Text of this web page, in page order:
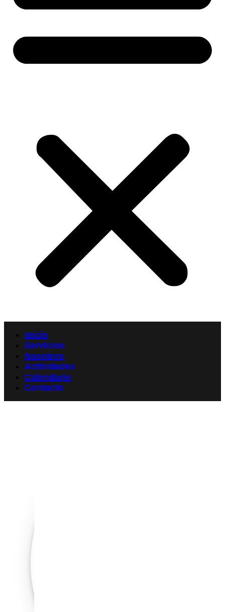
Inicio
Servicios
Nosotros
Actividades
Calendario
Contacto